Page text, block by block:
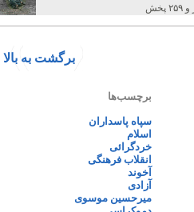
برگشت به بالا
برچسب‌ها
سپاه پاسداران
اسلام
خردگرائی
انقلاب فرهنگی
آخوند
آزادی
میرحسین موسوی